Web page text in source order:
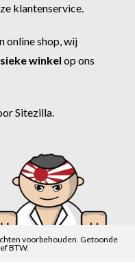
klantenservice.
online shop, wij
winkel op ons
Sitezilla.
voorbehouden. Getoonde
BTW.